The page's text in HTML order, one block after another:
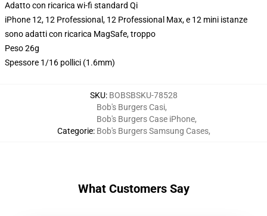
Adatto con ricarica wi-fi standard Qi
iPhone 12, 12 Professional, 12 Professional Max, e 12 mini istanze
sono adatti con ricarica MagSafe, troppo
Peso 26g
Spessore 1/16 pollici (1.6mm)
SKU: BOBSBSKU-78528
Categorie:
Bob's Burgers Casi,
Bob's Burgers Case iPhone,
Bob's Burgers Samsung Cases,
What Customers Say